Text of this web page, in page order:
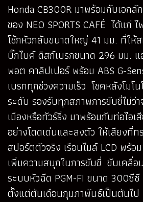
Honda CB300R มาพร้อมกับเอก
ของ NEO SPORTS CAFÉ ได้แก่
โช้กหัวกลับขนาดใหญ่ 41 มม. ที่ให้
บิ๊กไบค์ ดิสก์เบรกขนาด 296 มม. แ
พอต คาลิปเปอร์ พร้อม ABS G-
เบรกทุกช่วงความเร็ว โชคหลังโมโ
ระดับ รองรับทุกสภาพการขับขี่ไม่ว่
เมืองหรือทัวร์ริ่ง มาพร้อมกับท่อไอ
อย่างโดดเด่นและลงตัว ให้เสียงที่
สปอร์ตตัวจริง เรือนไมล์ LCD พร้
เพิ่มความสนุกในการขับขี่ ขับเคลื่อ
ระบบหัวฉีด PGM-FI ขนาด 300ซีซี
ตั้งแต่ต้นเดือนกุมภาพันธ์เป็นต้นไป